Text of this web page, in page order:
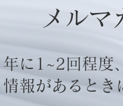
メルマ
年に1~2回程度
情報があるとき